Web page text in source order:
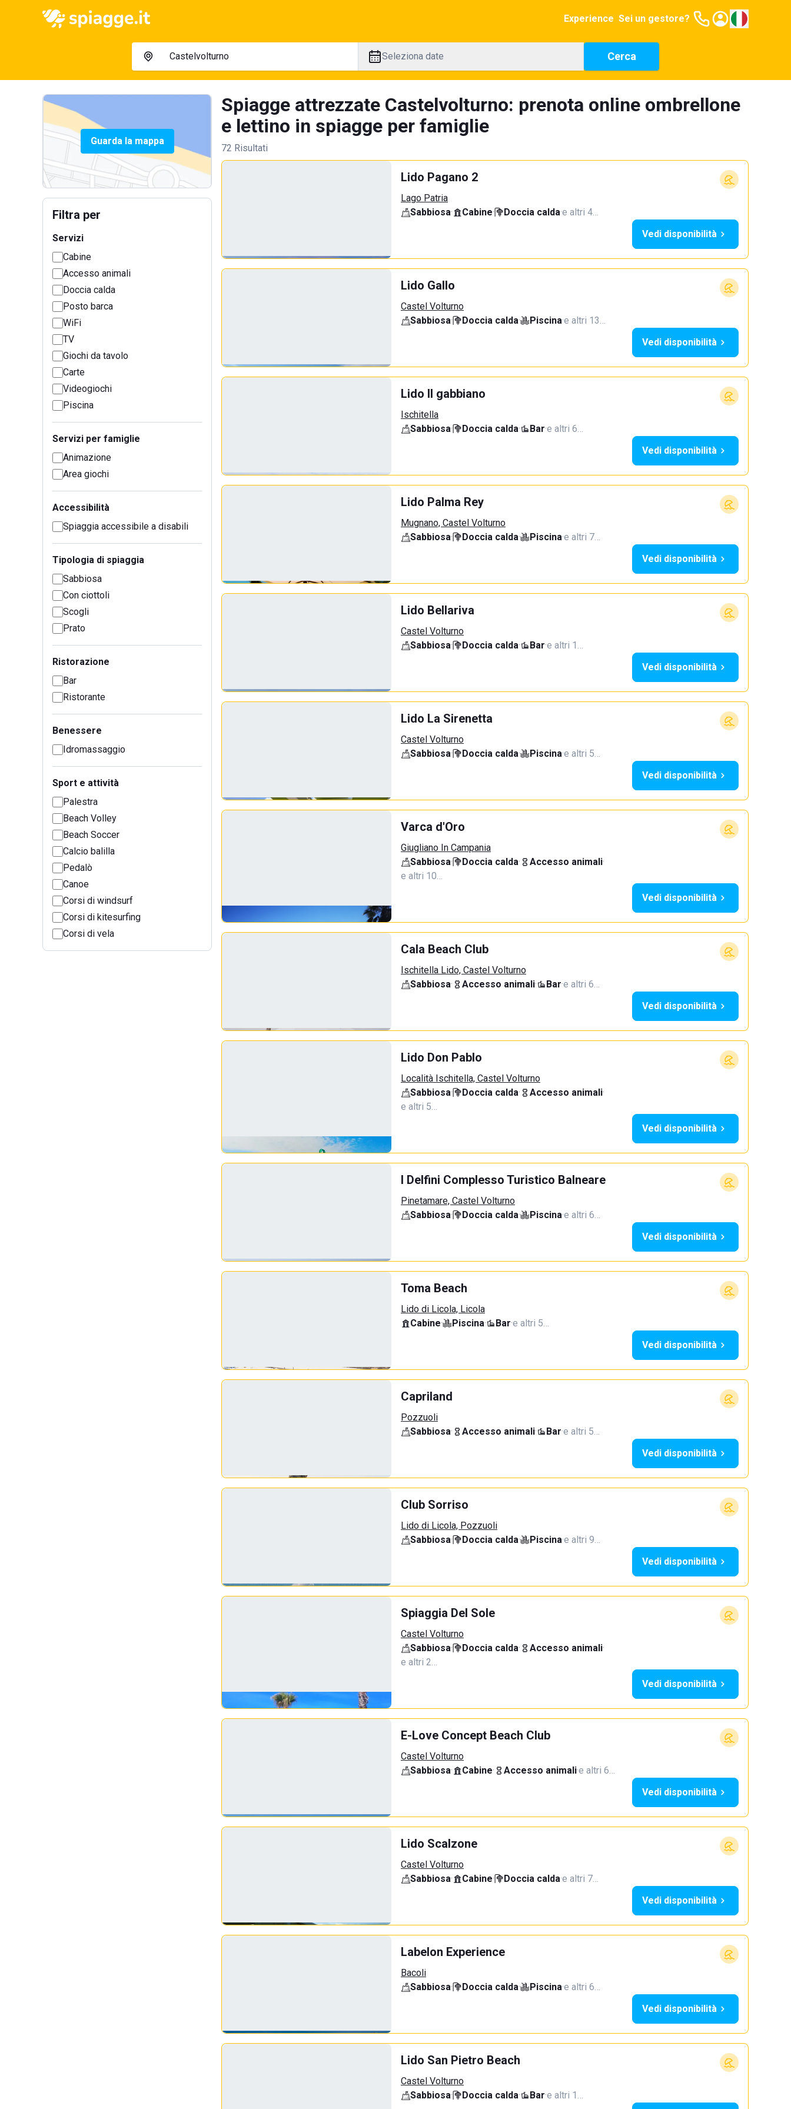
Experience Sei un gestore?
Seleziona date Cerca
Guarda la mappa
Filtra per
Servizi
Cabine
Accesso animali
Doccia calda
Posto barca
WiFi
TV
Giochi da tavolo
Carte
Videogiochi
Piscina
Servizi per famiglie
Animazione
Area giochi
Accessibilità
Spiaggia accessibile a disabili
Tipologia di spiaggia
Sabbiosa
Con ciottoli
Scogli
Prato
Ristorazione
Bar
Ristorante
Benessere
Idromassaggio
Sport e attività
Palestra
Beach Volley
Beach Soccer
Calcio balilla
Pedalò
Canoe
Corsi di windsurf
Corsi di kitesurfing
Corsi di vela
Spiagge attrezzate Castelvolturno: prenota online ombrellone
e lettino in spiagge per famiglie
72 Risultati
Lido Pagano 2
Lago Patria
Sabbiosa· Cabine· Doccia calda·e altri 4…
Vedi disponibilità
Lido Gallo
Castel Volturno
Sabbiosa· Doccia calda· Piscina·e altri 13…
Vedi disponibilità
Lido Il gabbiano
Ischitella
Sabbiosa· Doccia calda· Bar·e altri 6…
Vedi disponibilità
Lido Palma Rey
Mugnano, Castel Volturno
Sabbiosa· Doccia calda· Piscina·e altri 7…
Vedi disponibilità
Lido Bellariva
Castel Volturno
Sabbiosa· Doccia calda· Bar·e altri 1…
Vedi disponibilità
Lido La Sirenetta
Castel Volturno
Sabbiosa· Doccia calda· Piscina·e altri 5…
Vedi disponibilità
Varca d'Oro
Giugliano In Campania
Sabbiosa· Doccia calda· Accesso animali·
e altri 10…
Vedi disponibilità
Cala Beach Club
Ischitella Lido, Castel Volturno
Sabbiosa· Accesso animali· Bar·e altri 6…
Vedi disponibilità
Lido Don Pablo
Località Ischitella, Castel Volturno
Sabbiosa· Doccia calda· Accesso animali·
e altri 5…
Vedi disponibilità
I Delfini Complesso Turistico Balneare
Pinetamare, Castel Volturno
Sabbiosa· Doccia calda· Piscina·e altri 6…
Vedi disponibilità
Toma Beach
Lido di Licola, Licola
Cabine· Piscina· Bar·e altri 5…
Vedi disponibilità
Capriland
Pozzuoli
Sabbiosa· Accesso animali· Bar·e altri 5…
Vedi disponibilità
Club Sorriso
Lido di Licola, Pozzuoli
Sabbiosa· Doccia calda· Piscina·e altri 9…
Vedi disponibilità
Spiaggia Del Sole
Castel Volturno
Sabbiosa· Doccia calda· Accesso animali·
e altri 2…
Vedi disponibilità
E-Love Concept Beach Club
Castel Volturno
Sabbiosa· Cabine· Accesso animali·e altri 6…
Vedi disponibilità
Lido Scalzone
Castel Volturno
Sabbiosa· Cabine· Doccia calda·e altri 7…
Vedi disponibilità
Labelon Experience
Bacoli
Sabbiosa· Doccia calda· Piscina·e altri 6…
Vedi disponibilità
Lido San Pietro Beach
Castel Volturno
Sabbiosa· Doccia calda· Bar·e altri 1…